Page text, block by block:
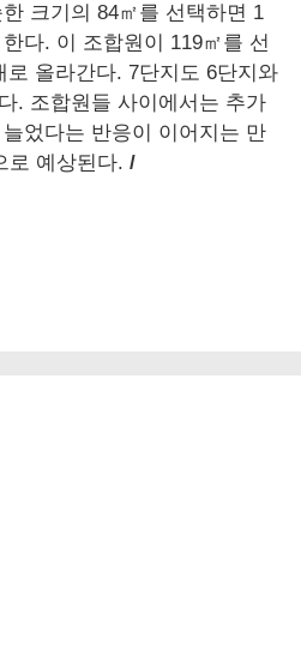
크기의 84㎡를 선택하면 1
다. 이 조합원이 119㎡를 선
로 올라간다. 7단지도 6단지와
. 조합원들 사이에서는 추가
었다는 반응이 이어지는 만
로 예상된다. /